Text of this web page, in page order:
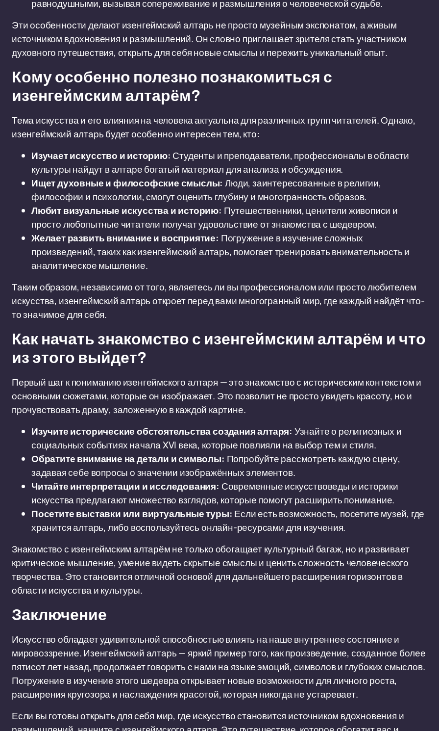
равнодушными, вызывая сопереживание и размышления о человеческой судьбе.
Эти особенности делают изенгеймский алтарь не просто музейным экспонатом, а живым
источником вдохновения и размышлений. Он словно приглашает зрителя стать участником
духовного путешествия, открыть для себя новые смыслы и пережить уникальный опыт.
Кому особенно полезно познакомиться с
изенгеймским алтарём?
Тема искусства и его влияния на человека актуальна для различных групп читателей. Однако,
изенгеймский алтарь будет особенно интересен тем, кто:
Изучает искусство и историю: Студенты и преподаватели, профессионалы в области
культуры найдут в алтаре богатый материал для анализа и обсуждения.
Ищет духовные и философские смыслы: Люди, заинтересованные в религии,
философии и психологии, смогут оценить глубину и многогранность образов.
Любит визуальные искусства и историю: Путешественники, ценители живописи и
просто любопытные читатели получат удовольствие от знакомства с шедевром.
Желает развить внимание и восприятие: Погружение в изучение сложных
произведений, таких как изенгеймский алтарь, помогает тренировать внимательность и
аналитическое мышление.
Таким образом, независимо от того, являетесь ли вы профессионалом или просто любителем
искусства, изенгеймский алтарь откроет перед вами многогранный мир, где каждый найдёт что-
то значимое для себя.
Как начать знакомство с изенгеймским алтарём и что
из этого выйдет?
Первый шаг к пониманию изенгеймского алтаря — это знакомство с историческим контекстом и
основными сюжетами, которые он изображает. Это позволит не просто увидеть красоту, но и
прочувствовать драму, заложенную в каждой картине.
Изучите исторические обстоятельства создания алтаря: Узнайте о религиозных и
социальных событиях начала XVI века, которые повлияли на выбор тем и стиля.
Обратите внимание на детали и символы: Попробуйте рассмотреть каждую сцену,
задавая себе вопросы о значении изображённых элементов.
Читайте интерпретации и исследования: Современные искусствоведы и историки
искусства предлагают множество взглядов, которые помогут расширить понимание.
Посетите выставки или виртуальные туры: Если есть возможность, посетите музей, где
хранится алтарь, либо воспользуйтесь онлайн-ресурсами для изучения.
Знакомство с изенгеймским алтарём не только обогащает культурный багаж, но и развивает
критическое мышление, умение видеть скрытые смыслы и ценить сложность человеческого
творчества. Это становится отличной основой для дальнейшего расширения горизонтов в
области искусства и культуры.
Заключение
Искусство обладает удивительной способностью влиять на наше внутреннее состояние и
мировоззрение. Изенгеймский алтарь — яркий пример того, как произведение, созданное более
пятисот лет назад, продолжает говорить с нами на языке эмоций, символов и глубоких смыслов.
Погружение в изучение этого шедевра открывает новые возможности для личного роста,
расширения кругозора и наслаждения красотой, которая никогда не устаревает.
Если вы готовы открыть для себя мир, где искусство становится источником вдохновения и